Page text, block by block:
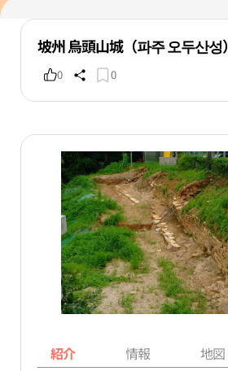
坡州 烏頭山城（파주 오두산성）
0 0
紹介 情報 地図